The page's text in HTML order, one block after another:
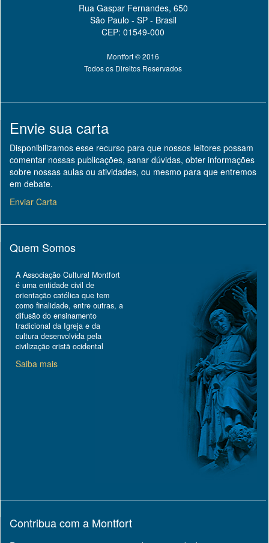
Rua Gaspar Fernandes, 650
São Paulo - SP - Brasil
CEP: 01549-000
Montfort © 2016
Todos os Direitos Reservados
Envie sua carta
Disponibilizamos esse recurso para que nossos leitores possam
comentar nossas publicações, sanar dúvidas, obter informações
sobre nossas aulas ou atividades, ou mesmo para que entremos
em debate.
Enviar Carta
Quem Somos
A Associação Cultural Montfort
é uma entidade civil de
orientação católica que tem
como finalidade, entre outras, a
difusão do ensinamento
tradicional da Igreja e da
cultura desenvolvida pela
civilização cristã ocidental
Saiba mais
Contribua com a Montfort